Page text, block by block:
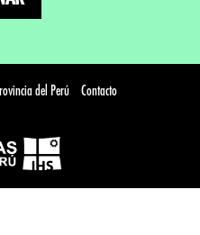
del Perú Contacto